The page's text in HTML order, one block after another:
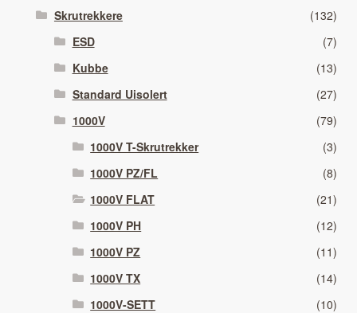
Skrutrekkere
(132)
ESD
(7)
Kubbe
(13)
Standard Uisolert
(27)
1000V
(79)
1000V T-Skrutrekker
(3)
1000V PZ/FL
(8)
1000V FLAT
(21)
1000V PH
(12)
1000V PZ
(11)
1000V TX
(14)
1000V-SETT
(10)